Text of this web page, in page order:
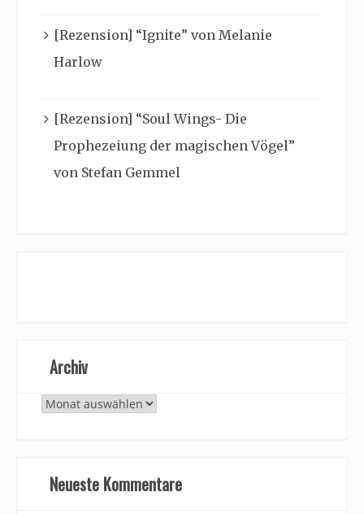
[Rezension] “Ignite” von Melanie
Harlow
[Rezension] “Soul Wings- Die
Prophezeiung der magischen Vögel”
von Stefan Gemmel
Archiv
Archiv
Neueste Kommentare